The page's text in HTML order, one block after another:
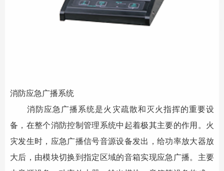
消防应急广播系统
消防应急广播系统是火灾疏散和 灭火指挥的重要设
备，在整个消防控制管理系统中起着极其主要的作用。火
灾发生时，应急广播信号音源设备发出，给功率放大器放
大后，由模块切换到指定区域的音箱实现应急广播。主要